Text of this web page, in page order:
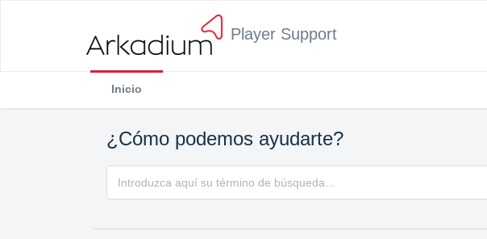
Player Support
Inicio
¿Cómo podemos ayudarte?